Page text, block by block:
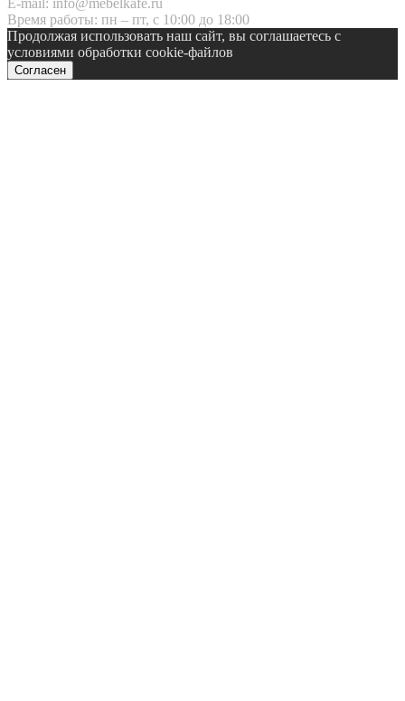
E-mail: info@mebelkafe.ru
Время работы: пн – пт, с 10:00 до 18:00
Продолжая использовать наш сайт, вы соглашаетесь с
условиями обработки cookie-файлов
Согласен